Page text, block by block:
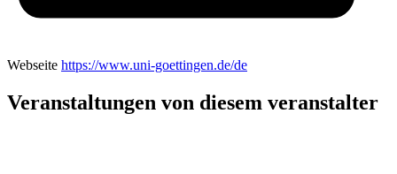
Webseite https://www.uni-goettingen.de/de
Veranstaltungen von diesem veranstalter